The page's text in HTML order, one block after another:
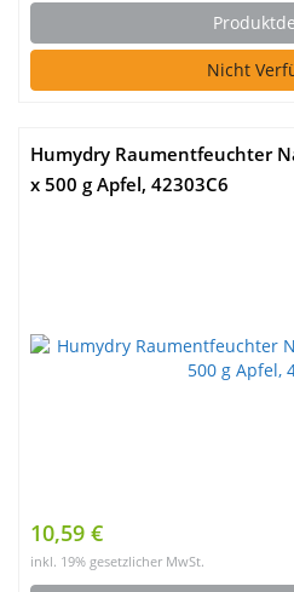
Nicht
Humydry Raumentfeuchter
x 500 g Apfel, 42303C6
10,59 €
inkl. 19% gesetzlicher MwSt.